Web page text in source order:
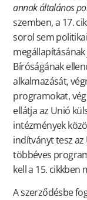
annak általános
szemben, a 17.
sorol sem
Bíróságának
alkalmazását,
programokat,
ellátja az Unió
intézmények
indítványt tesz az
többéves
kell a 15.
A szerződésbe